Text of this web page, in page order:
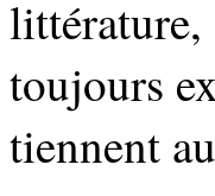
littérature,
toujours
tiennent